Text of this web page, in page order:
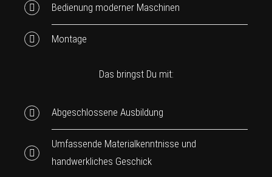
Bedienung moderner Maschinen
Montage
Das bringst Du mit:
Abgeschlossene Ausbildung
Umfassende Materialkenntnisse und
handwerkliches Geschick